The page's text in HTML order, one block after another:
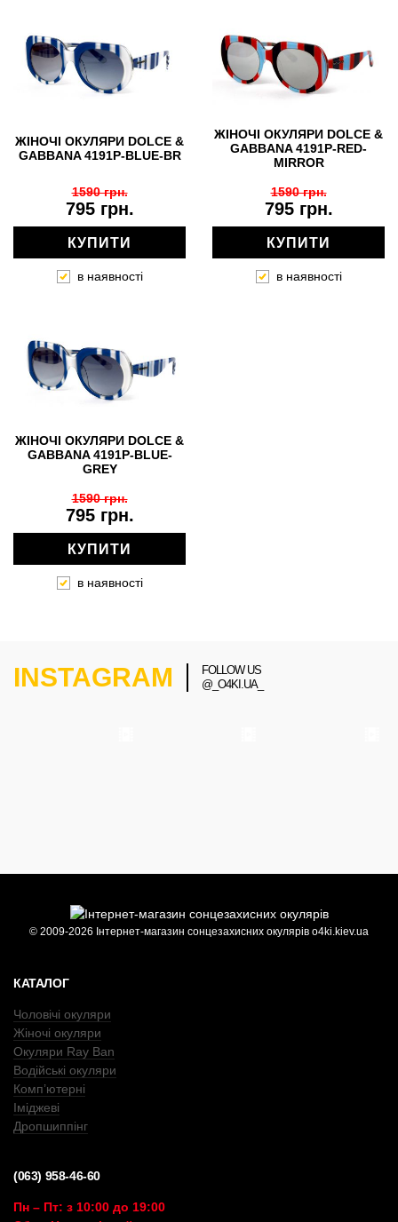
ЖІНОЧІ ОКУЛЯРИ DOLCE &
GABBANA 4191P-BLUE-BR
795 грн.
1590 грн.
КУПИТИ
в наявності
ЖІНОЧІ ОКУЛЯРИ DOLCE &
GABBANA 4191P-RED-
MIRROR
795 грн.
1590 грн.
КУПИТИ
в наявності
ЖІНОЧІ ОКУЛЯРИ DOLCE &
GABBANA 4191P-BLUE-
GREY
795 грн.
1590 грн.
КУПИТИ
в наявності
INSTAGRAM
FOLLOW US
@_O4KI.UA_
© 2009-2026 Інтернет-магазин сонцезахисних окулярів o4ki.kiev.ua
КАТАЛОГ
Чоловічі окуляри
Жіночі окуляри
Окуляри Ray Ban
Водійські окуляри
Комп’ютерні
Іміджеві
Дропшиппінг
(063) 958-46-60
Пн – Пт: з 10:00 до 19:00